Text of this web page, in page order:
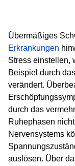
Übermäßiges
Erkrankungen
Stress einstellen,
Beispiel durch
verändert.
durch das
Ruhephasen
Nervensystems
auslösen. Über